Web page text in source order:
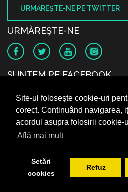
Site-ul folosește cookie-uri
corect. Continuând navigarea,
acordul asupra folosirii cookie-
Află mai mult
Setări
cookies
Refuz
URMĂREŞTE-NE PE TWITTER
URMĂREŞTE-NE
SUNTEM PE FACEBOOK